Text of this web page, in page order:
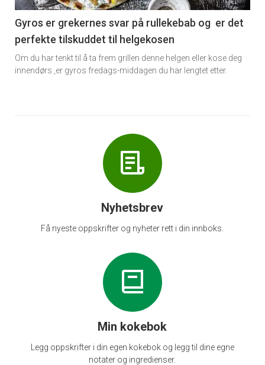
6
Gyros er grekernes svar på rullekebab og er det
perfekte tilskuddet til helgekosen
Om du har tenkt til å ta frem grillen denne helgen eller kose deg
innendørs ,er gyros fredags-middagen du har lengtet etter.
Nyhetsbrev
Få nyeste oppskrifter og nyheter rett i din innboks.
Min kokebok
Legg oppskrifter i din egen kokebok og legg til dine egne
notater og ingredienser.